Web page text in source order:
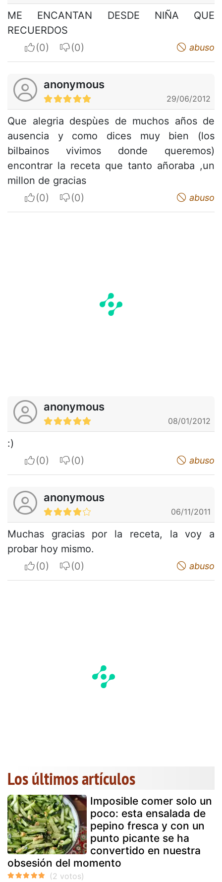
ME ENCANTAN DESDE NIÑA QUE
RECUERDOS
I apreciateI do not appreciate abuso
anonymous
29/06/2012
Que alegria despùes de muchos años de
ausencia y como dices muy bien (los
bilbainos vivimos donde queremos)
encontrar la receta que tanto añoraba ,un
millon de gracias
I apreciateI do not appreciate abuso
anonymous
08/01/2012
:)
I apreciateI do not appreciate abuso
anonymous
06/11/2011
Muchas gracias por la receta, la voy a
probar hoy mismo.
I apreciateI do not appreciate abuso
Los últimos artículos
Imposible comer solo un
poco: esta ensalada de
pepino fresca y con un
punto picante se ha
convertido en nuestra
obsesión del momento